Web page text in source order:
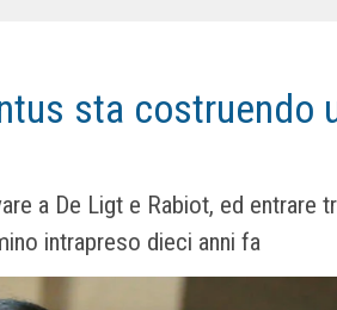
sta costruendo
a De Ligt e Rabiot, ed entrare
intrapreso dieci anni fa